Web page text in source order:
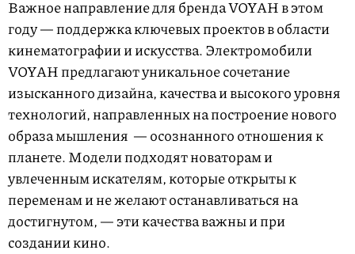
Важное направление для бренда VOYAH в этом
году — поддержка ключевых проектов в области
кинематографии и искусства. Электромобили
VOYAH предлагают уникальное сочетание
изысканного дизайна, качества и высокого уровня
технологий, направленных на построение нового
образа мышления — осознанного отношения к
планете. Модели подходят новаторам и
увлеченным искателям, которые открыты к
переменам и не желают останавливаться на
достигнутом, — эти качества важны и при
создании кино.